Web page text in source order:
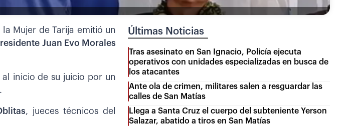
Mujer de Tarija emitió un
Juan Evo Morales
inicio de su juicio por un
, jueces técnicos del
Últimas Noticias
Tras asesinato en San Ignacio, Policía ejecuta
operativos con unidades especializadas en busca de
los atacantes
Ante ola de crimen, militares salen a resguardar las
calles de San Matías
Llega a Santa Cruz el cuerpo del subteniente Yerson
Salazar, abatido a tiros en San Matías